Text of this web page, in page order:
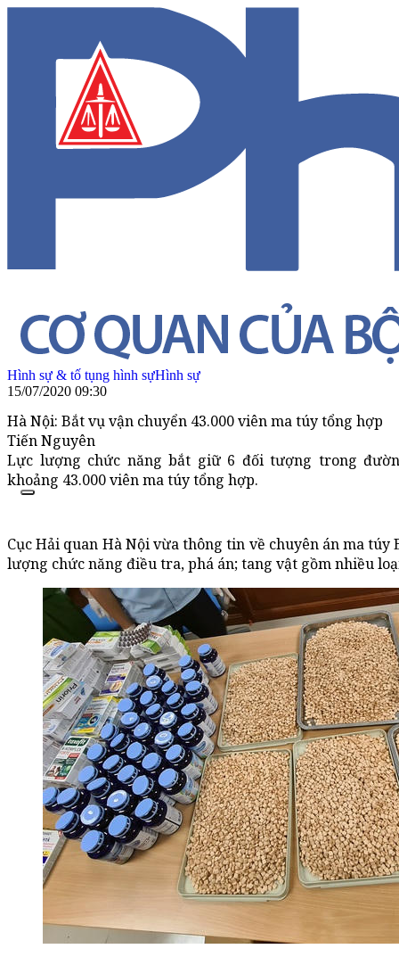
Hình sự & tố tụng hình sựHình sự
15/07/2020 09:30
Hà Nội: Bắt vụ vận chuyển 43.000 viên ma túy tổng hợp
Tiến Nguyên
Lực lượng chức năng bắt giữ 6 đối tượng trong
khoảng 43.000 viên ma túy tổng hợp.
Cục Hải quan Hà Nội vừa thông tin về chuyên án ma
lượng chức năng điều tra, phá án; tang vật gồm nhiều